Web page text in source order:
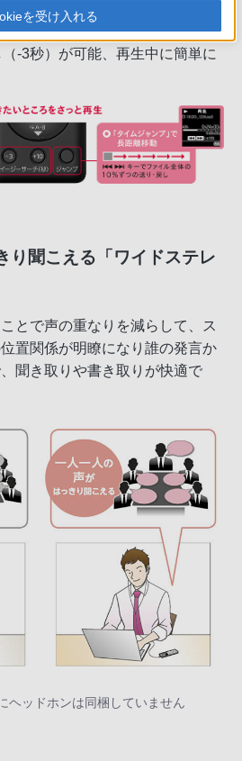
素早く見つけたい時に便利で
ボタンひとつでファイルの早送
-3秒）が可能、再生中に簡単に
り聞こえる「ワイドステレ
とで声の重なりを減らして、ス
置関係が明瞭になり誰の発言か
聞き取りや書き取りが快適で
ヘッドホンは同梱していません
を受け入れる